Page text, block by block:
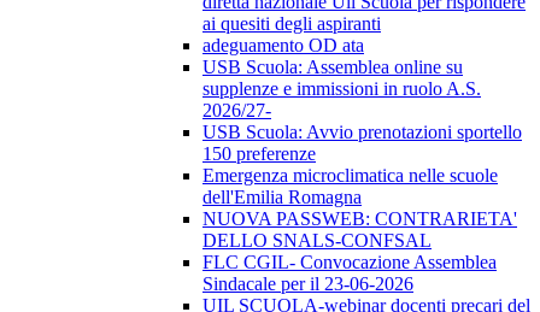
ai quesiti degli aspiranti
adeguamento OD ata
USB Scuola: Assemblea online su
supplenze e immissioni in ruolo A.S.
2026/27-
USB Scuola: Avvio prenotazioni sportello
150 preferenze
Emergenza microclimatica nelle scuole
dell'Emilia Romagna
NUOVA PASSWEB: CONTRARIETA'
DELLO SNALS-CONFSAL
FLC CGIL- Convocazione Assemblea
Sindacale per il 23-06-2026
UIL SCUOLA-webinar docenti precari del